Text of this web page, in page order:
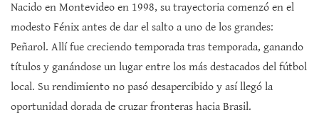
Nacido en Montevideo en 1998, su trayectoria comenzó en el
modesto Fénix antes de dar el salto a uno de los grandes:
Peñarol. Allí fue creciendo temporada tras temporada, ganando
títulos y ganándose un lugar entre los más destacados del fútbol
local. Su rendimiento no pasó desapercibido y así llegó la
oportunidad dorada de cruzar fronteras hacia Brasil.